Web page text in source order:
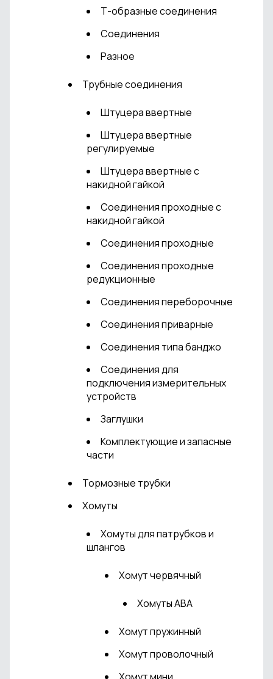
Т-образные соединения
Соединения
Разное
Трубные соединения
Штуцера ввертные
Штуцера ввертные
регулируемые
Штуцера ввертные с
накидной гайкой
Соединения проходные с
накидной гайкой
Соединения проходные
Соединения проходные
редукционные
Соединения переборочные
Соединения приварные
Соединения типа банджо
Соединения для
подключения измерительных
устройств
Заглушки
Комплектующие и запасные
части
Тормозные трубки
Хомуты
Хомуты для патрубков и
шлангов
Хомут червячный
Хомуты ABA
Хомут пружинный
Хомут проволочный